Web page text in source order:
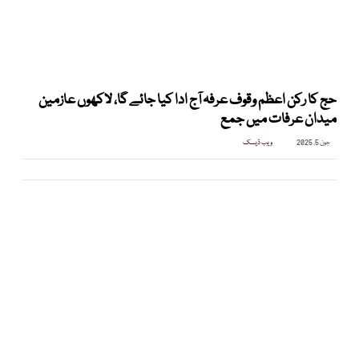
حج کا رکن اعظم وقوف عرفہ آج ادا کیا جائے گا، لاکھوں عازمین
میدان عرفات میں جمع
جون 5, 2025 ویب ڈیسک